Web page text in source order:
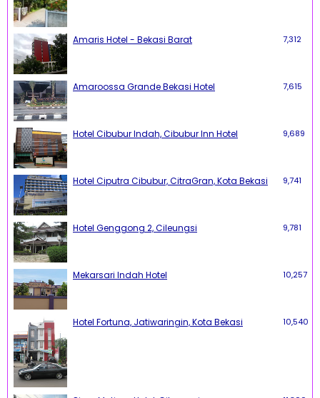
Amaris Hotel - Bekasi Barat 7,312
Amaroossa Grande Bekasi Hotel 7,615
Hotel Cibubur Indah, Cibubur Inn Hotel 9,689
Hotel Ciputra Cibubur, CitraGran, Kota Bekasi 9,741
Hotel Genggong 2, Cileungsi 9,781
Mekarsari Indah Hotel 10,257
Hotel Fortuna, Jatiwaringin, Kota Bekasi 10,540